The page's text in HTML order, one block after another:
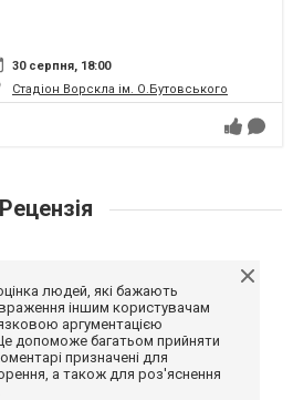
30 серпня, 18:00
Стадіон Ворскла ім. О.Бутовського
Рецензія
людей, які бажають
іншим користувачам
аргументацією
допоможе багатьом прийняти
призначені для
а також для роз'яснення